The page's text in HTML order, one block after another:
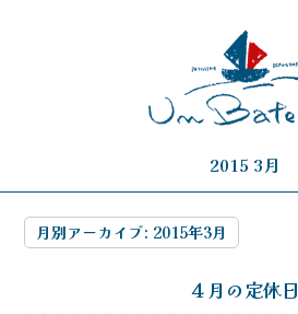
2015 3月
月別アーカイブ: 2015年3月
４月の定休日